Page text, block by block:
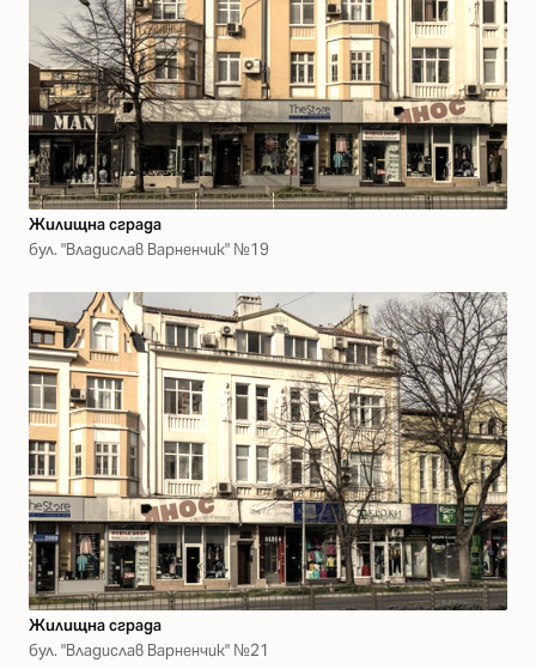
Жилищна сграда
бул. "Владислав Варненчик" №19
Жилищна сграда
бул. "Владислав Варненчик" №21